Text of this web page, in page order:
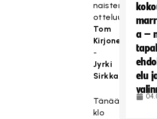
naisten
otteluun
Tom
Kirjonen
-
Jyrki
Sirkka.
Tänään
klo
a –
elu